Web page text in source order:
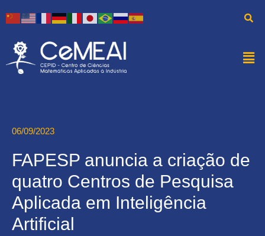
06/09/2023
FAPESP anuncia a criação de
quatro Centros de Pesquisa
Aplicada em Inteligência
Artificial